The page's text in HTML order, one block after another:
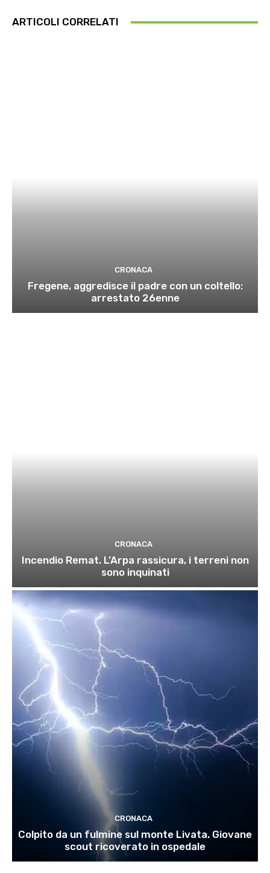
ARTICOLI CORRELATI
CRONACA
Fregene, aggredisce il padre con un coltello:
arrestato 26enne
CRONACA
Incendio Remat. L’Arpa rassicura, i terreni non
sono inquinati
CRONACA
Colpito da un fulmine sul monte Livata. Giovane
scout ricoverato in ospedale